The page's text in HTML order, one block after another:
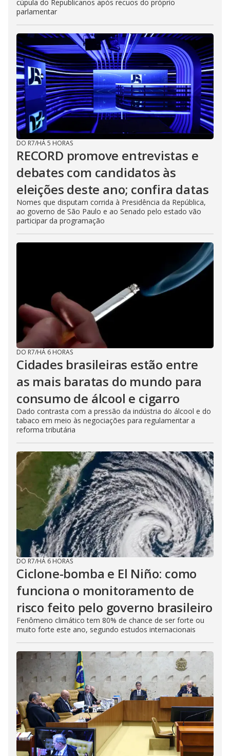
cúpula do Republicanos após recuos do próprio
parlamentar
DO R7/HÁ 5 HORAS
RECORD promove entrevistas e
debates com candidatos às
eleições deste ano; confira datas
Nomes que disputam corrida à Presidência da República,
ao governo de São Paulo e ao Senado pelo estado vão
participar da programação
DO R7/HÁ 6 HORAS
Cidades brasileiras estão entre
as mais baratas do mundo para
consumo de álcool e cigarro
Dado contrasta com a pressão da indústria do álcool e do
tabaco em meio às negociações para regulamentar a
reforma tributária
DO R7/HÁ 6 HORAS
Ciclone-bomba e El Niño: como
funciona o monitoramento de
risco feito pelo governo brasileiro
Fenômeno climático tem 80% de chance de ser forte ou
muito forte este ano, segundo estudos internacionais